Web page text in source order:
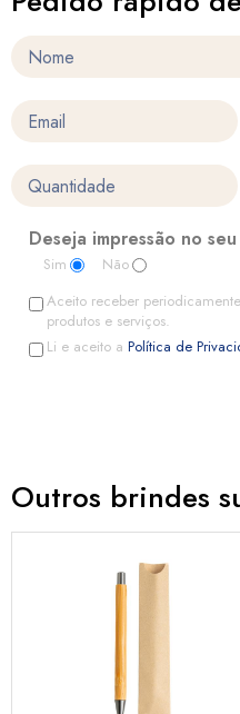
Deseja impressão no
Sim
Não
Aceito receber
produtos e serviços.
Li e aceito a Política de
Outros brindes